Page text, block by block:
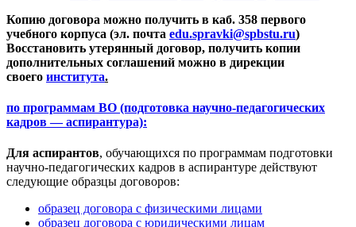
Копию договора можно получить в каб. 358 первого
учебного корпуса (эл. почта edu.spravki@spbstu.ru)
Восстановить утерянный договор, получить копии
дополнительных соглашений можно в дирекции
своего института.
по программам ВО (подготовка научно-педагогических
кадров — аспирантура):
Для аспирантов, обучающихся по программам подготовки
научно-педагогических кадров в аспирантуре действуют
следующие образцы договоров:
образец договора с физическими лицами
образец договора с юридическими лицам